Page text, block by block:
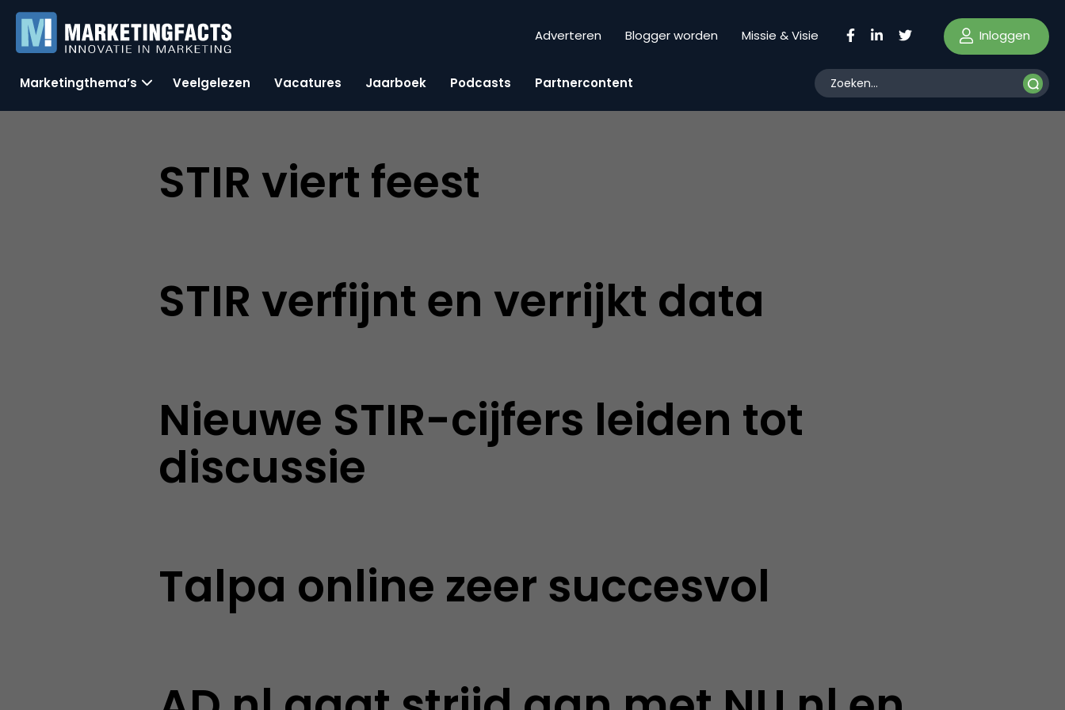
Adverteren Blogger worden Missie & Visie Inloggen
Marketingthema’s Veelgelezen Vacatures Jaarboek Podcasts Partnercontent
STIR viert feest
STIR verfijnt en verrijkt data
Nieuwe STIR-cijfers leiden tot
discussie
Talpa online zeer succesvol